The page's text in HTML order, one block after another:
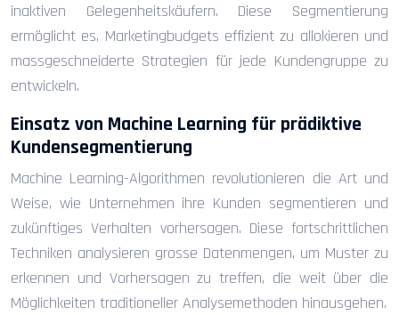
inaktiven Gelegenheitskäufern. Diese Segmentierung
ermöglicht es, Marketingbudgets effizient zu allokieren und
massgeschneiderte Strategien für jede Kundengruppe zu
entwickeln.
Einsatz von Machine Learning für prädiktive
Kundensegmentierung
Machine Learning-Algorithmen revolutionieren die Art und
Weise, wie Unternehmen ihre Kunden segmentieren und
zukünftiges Verhalten vorhersagen. Diese fortschrittlichen
Techniken analysieren grosse Datenmengen, um Muster zu
erkennen und Vorhersagen zu treffen, die weit über die
Möglichkeiten traditioneller Analysemethoden hinausgehen.